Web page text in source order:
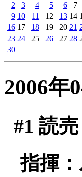
2
3 4 5 6 7
9 10 11 12 13 14
16 17 18 19 20 21
23 24 25 26 27 28
30
2006年
#1 読
指揮